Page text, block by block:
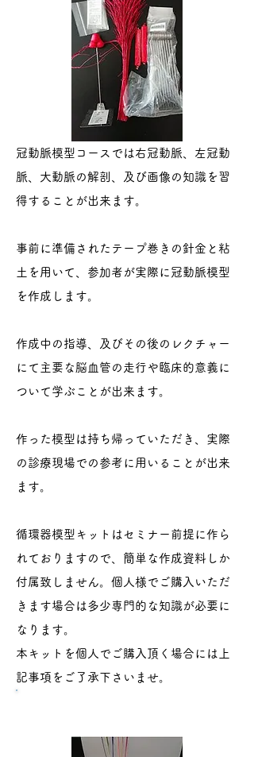
冠動脈模型コースでは右冠動脈、左冠動
脈、大動脈の解剖、及び画像の知識を習
得することが出来ます。
事前に準備されたテープ巻きの針金と粘
土を用いて、参加者が実際に冠動脈模型
を作成します。
作成中の指導、及びその後のレクチャー
にて主要な脳血管の走行や臨床的意義に
ついて学ぶことが出来ます。
​作った模型は持ち帰っていただき、実際
の診療現場での参考に用いることが出来
ます。
循環器模型キットはセミナー前提に作ら
れておりますので、簡単な作成資料しか
付属致しません。個人様でご購入いただ
きます場合は多少専門的な知識が必要に
なります。
本キットを個人でご購入頂く場合には上
記事項をご了承下さいませ。